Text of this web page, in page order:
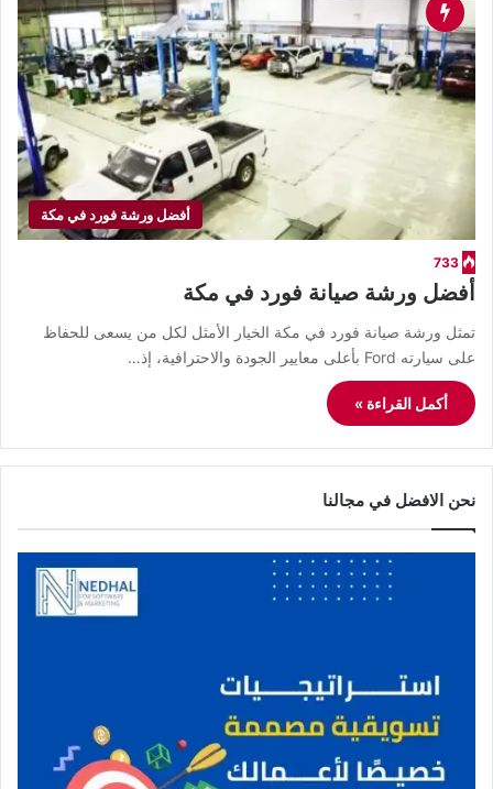
أفضل ورشة فورد في مكة
733
أفضل ورشة صيانة فورد في مكة
تمثل ورشة صيانة فورد في مكة الخيار الأمثل لكل من يسعى للحفاظ
على سيارته Ford بأعلى معايير الجودة والاحترافية، إذ…
أكمل القراءة »
نحن الافضل في مجالنا